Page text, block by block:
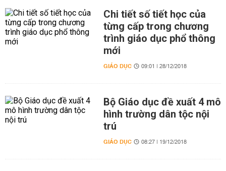
Chi tiết số tiết học của
từng cấp trong chương
trình giáo dục phổ thông
mới
GIÁO DỤC 09:01 | 28/12/2018
Bộ Giáo dục đề xuất 4 mô
hình trường dân tộc nội
trú
GIÁO DỤC 08:27 | 19/12/2018